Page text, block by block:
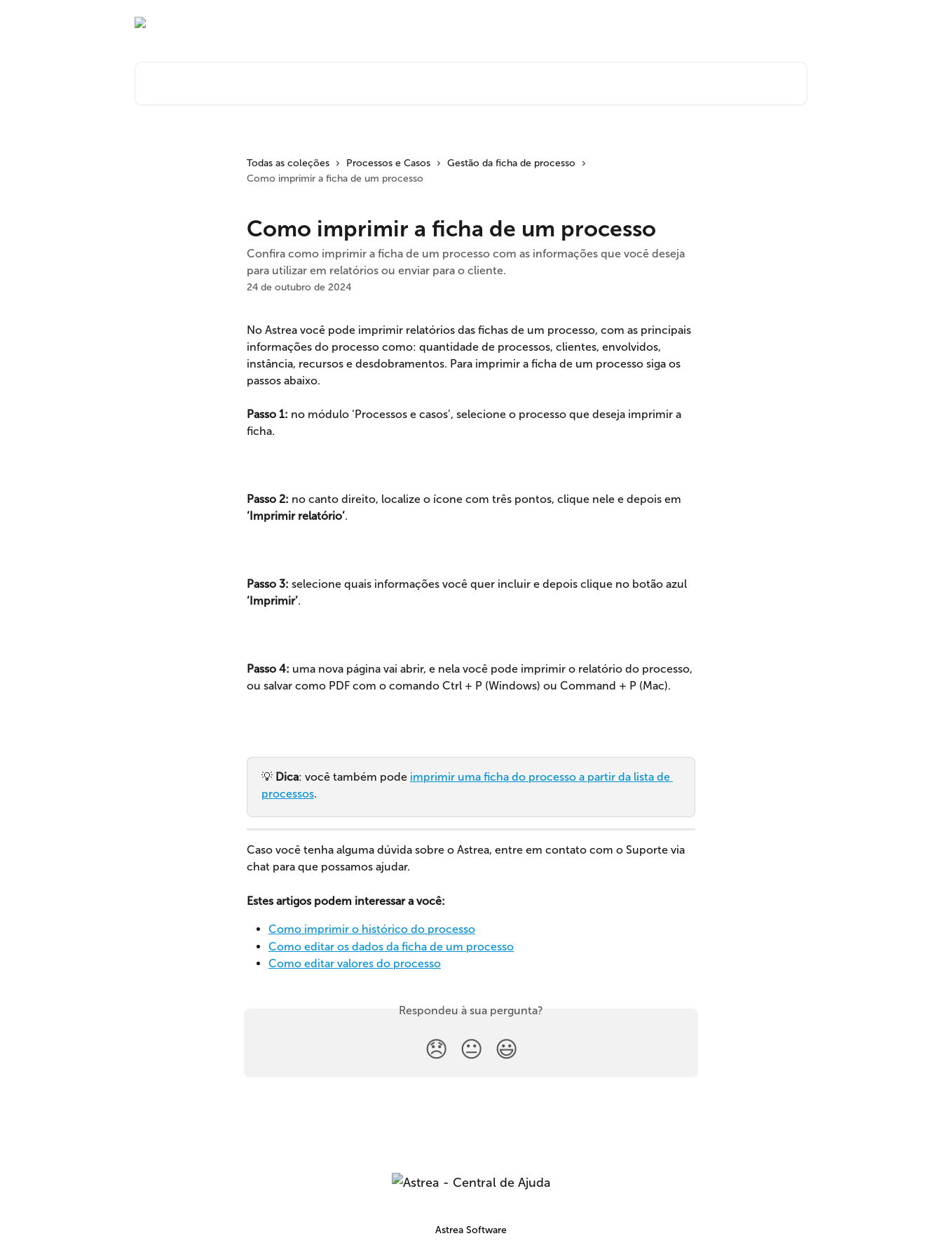
Todas as coleções Processos e Casos
Gestão da ficha de processo
Como imprimir a ficha de um processo
Como imprimir a ficha de um processo
Confira como imprimir a ficha de um processo com as informações que você deseja
para utilizar em relatórios ou enviar para o cliente.
24 de outubro de 2024
No Astrea você pode imprimir relatórios das fichas de um processo, com as principais
informações do processo como: quantidade de processos, clientes, envolvidos,
instância, recursos e desdobramentos. Para imprimir a ficha de um processo siga os
passos abaixo.
Passo 1: no módulo ‘Processos e casos’, selecione o processo que deseja imprimir a
ficha.
Passo 2: no canto direito, localize o ícone com três pontos, clique nele e depois em
‘Imprimir relatório’.
Passo 3: selecione quais informações você quer incluir e depois clique no botão azul
‘Imprimir’.
Passo 4: uma nova página vai abrir, e nela você pode imprimir o relatório do processo,
ou salvar como PDF com o comando Ctrl + P (Windows) ou Command + P (Mac).
💡 Dica: você também pode imprimir uma ficha do processo a partir da lista de
processos.
Caso você tenha alguma dúvida sobre o Astrea, entre em contato com o Suporte via
chat para que possamos ajudar.
Estes artigos podem interessar a você:
Como imprimir o histórico do processo
Como editar os dados da ficha de um processo
Como editar valores do processo
Respondeu à sua pergunta?
😞 😐 😃
Astrea Software